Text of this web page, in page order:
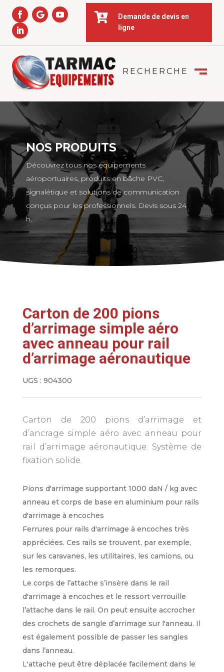

Demande de devis en
ligne
RECHERCHE
NOS PRODUITS
Découvrez tous nos équipements
aéroportuaires, produits en bâche PVC,
signalétique et solutions de communication
conçus pour les professionnels. Devis sous 24
h.
Carton de 200 pions
d’arrimage simple aéro
avec anneau pour rail
d’arrimage aéronautique
UGS : 904300
Carton de 200 pions d’arrimage et
d’ancrage simple aéro avec anneau pour
rail d’arrimage aéronautique. Système de
fixation solide.
Pions d'arrimage supportant 1000 daN / kg avec
anneau et corps de base en aluminium pour rails
d'arrimage à encoches
Ferrures pour rails d'arrimage à encoches très
appréciées. Ces rails se trouvent, par exemple,
sur les caravanes, les utilitaires, les camions, ou
les remorques.
Le corps de l’attache s’insère dans le rail
d'arrimage à encoches et le ressort verrouille
l’attache dans le rail. On peut ensuite accrocher
des crochets de sangle d’arrimage sur l'anneau. Il
est également possible de passer les sangles
dans l’anneau.
L'attache peut être déplacée facilement dans le